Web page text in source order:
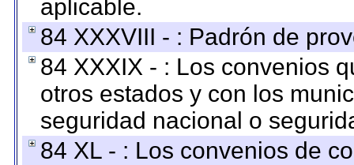
aplicable.
84 XXXVIII - : Padrón de
84 XXXIX - : Los convenios
otros estados y con los
seguridad nacional o
84 XL - : Los convenios de